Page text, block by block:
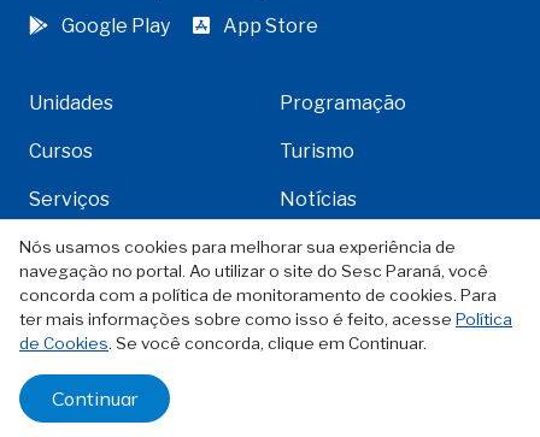
Nós usamos cookies para melhorar sua experiência de
navegação no portal. Ao utilizar o site do Sesc Paraná, você
concorda com a política de monitoramento de cookies. Para
ter mais informações sobre como isso é feito, acesse Política
de Cookies. Se você concorda, clique em Continuar.
Continuar
Google Play App Store
Unidades Programação
Cursos Turismo
Serviços Notícias
Fale Conosco Ouvidoria
Acesso à informação Editais
Bolsas Gratuitas Credencial Sesc
Licitações